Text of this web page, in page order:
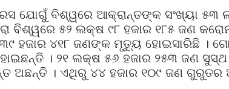
ଯୋଗୁଁ ବିଶ୍ୱରେ ଆକ୍ରାନ୍ତଙ୍କ ସଂଖ୍ୟା
ବିଶ୍ୱରେ ୫୨ ଲକ୍ଷ ୯୮ ହଜାର ୧୮୫ ଜଣ
ହଜାର ୪୧୮ ଜଣଙ୍କ ମୃତ୍ୟୁ ହୋଇସାରିଛି ।
। ୨୧ ଲକ୍ଷ ୫୬ ହଜାର ୨୫୩ ଜଣ ସୁସ୍ଥ
ଅଛନ୍ତି । ଏଥିରୁ ୪୪ ହଜାର ୧୦୯ ଜଣ ଗୁରୁତର